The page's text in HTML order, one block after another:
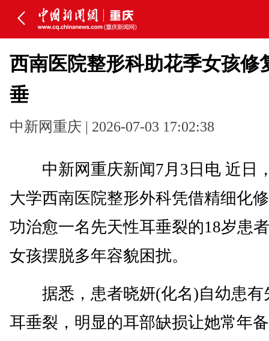
西南医院整形科助花季女孩修
垂
中新网重庆 | 2026-07-03 17:02:38
中新网重庆新闻7月3日电 近日
大学西南医院整形外科凭借精细化
功治愈一名先天性耳垂裂的18岁患
女孩摆脱多年容貌困扰。
据悉，患者晓妍(化名)自幼患有
耳垂裂，明显的耳部缺损让她常年